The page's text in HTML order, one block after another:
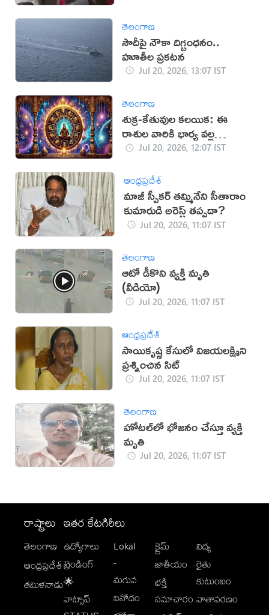
తెలంగాణ
సౌదీపై నౌకా దిగ్బంధనం..
హూతీల ప్రకటన
Jul 20, 2026, 13:07 IST
తెలంగాణ
శుక్ర-కేతువుల కలయిక: ఈ
రాశుల వారికి భార్య వల్ల
అదృష్టం!
Jul 20, 2026, 12:07 IST
ఆంధ్రప్రదేశ్
మాజీ స్పీకర్ తమ్మినేని సీతారాం
కుమారుడి అరెస్ట్ తప్పదా?
Jul 20, 2026, 11:07 IST
తెలంగాణ
ఆటో డీకొని వ్యక్తి మృతి
(వీడియో)
Jul 20, 2026, 11:07 IST
ఆంధ్రప్రదేశ్
సాయికృష్ణ కేసులో విజయలక్ష్మిని
ప్రశ్నించిన సిట్
Jul 20, 2026, 11:07 IST
తెలంగాణ
హోటల్‌లో భోజనం చేస్తూ వ్యక్తి
మృతి
Jul 20, 2026, 11:07 IST
రాష్ట్రాలు
తెలంగాణ
ఆంధ్రప్రదేశ్
తమిళనాడు
ఇతర కేటగిరీలు
ఉద్యోగాలు
ట్రెండింగ్
🌟
వాట్సాప్
Lokal
-
మగువ
వినోదం
క్రైమ్
జాతీయం
భక్తి
సమాచారం
విద్య
రైతు
కుటుంబం
వాతావరణం